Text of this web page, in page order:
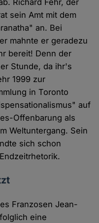
Richard Fehr, der
sein Amt mit dem
an. Bei
mahnte er geradezu
bereit! Denn der
Stunde, da ihr's
1999 zur
in Toronto
auf
Offenbarung als
Weltuntergang. Sein
sich schon
Franzosen Jean-
eine